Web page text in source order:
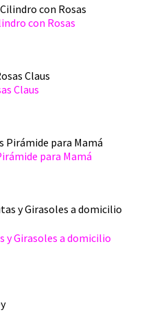
con Rosas
Claus
para Mamá
y Girasoles a domicilio